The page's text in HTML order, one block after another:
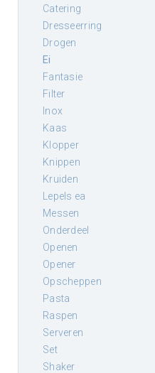
catering
dresseerring
drogen
ei
fantasie
filter
inox
kaas
klopper
knippen
kruiden
lepels ea
messen
onderdeel
openen
opener
opscheppen
pasta
raspen
serveren
set
shaker